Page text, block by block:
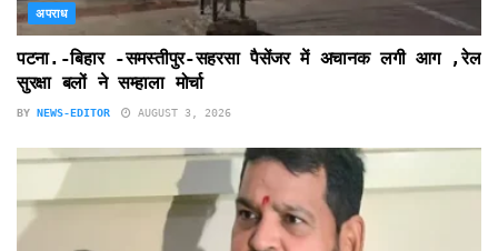
अपराध
पटना.-बिहार -समस्तीपुर-सहरसा पैसेंजर में अचानक लगी आग ,रेल
सुरक्षा बलों ने सम्हाला मोर्चा
BY NEWS-EDITOR AUGUST 3, 2026